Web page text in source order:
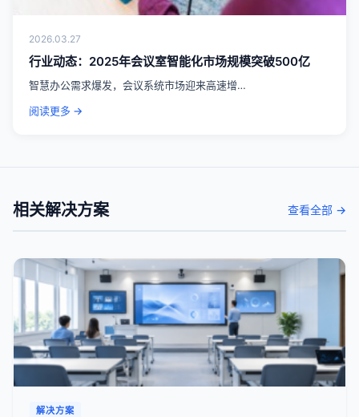
2026.03.27
行业动态：2025年会议室智能化市场规模突破500亿
智慧办公需求爆发，会议系统市场迎来高速增…
阅读更多 →
相关解决方案 查看全部 →
解决方案